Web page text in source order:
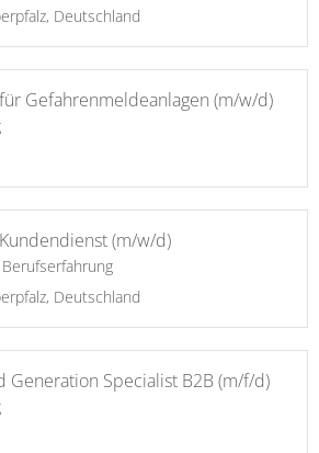
Deutschland
Gefahrenmeldeanlagen (m/w/d)
(m/w/d)
Deutschland
Generation Specialist B2B (m/f/d)